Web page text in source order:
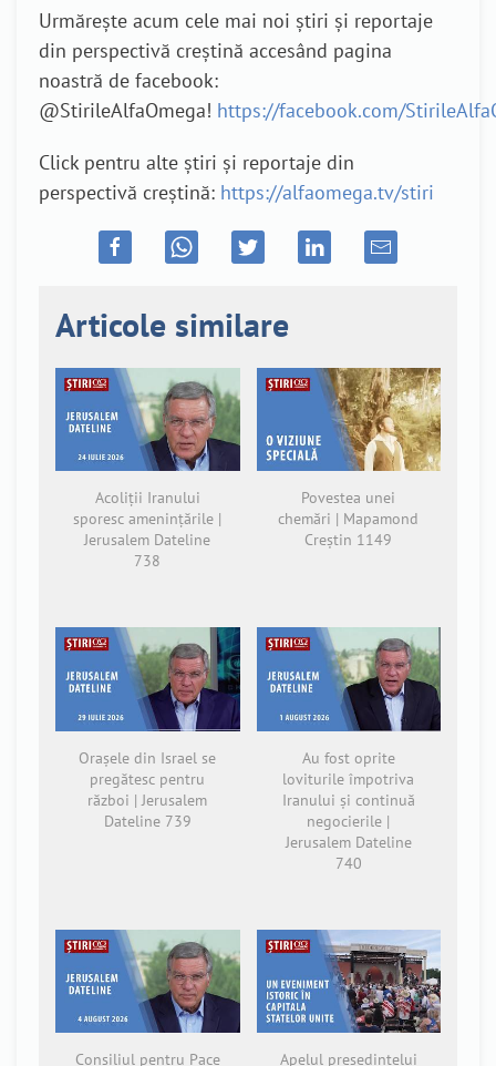
Urmărește acum cele mai noi știri și reportaje
din perspectivă creștină accesând pagina
noastră de facebook:
@StirileAlfaOmega! https://facebook.com/
Click pentru alte știri și reportaje din
perspectivă creștină: https://alfaomega.tv/stiri
Articole similare
Acoliții Iranului
sporesc amenințările |
Jerusalem Dateline
738
Povestea unei
chemări | Mapamond
Creștin 1149
Orașele din Israel se
pregătesc pentru
război | Jerusalem
Dateline 739
Au fost oprite
loviturile împotriva
Iranului și continuă
negocierile |
Jerusalem Dateline
740
Consiliul pentru Pace Apelul președintelui